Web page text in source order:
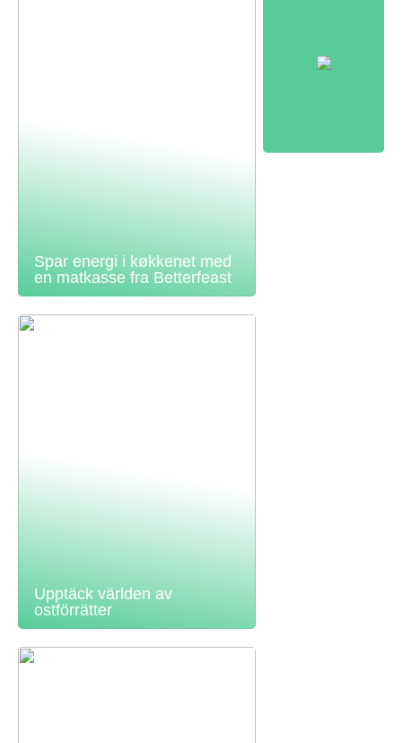
Spar energi i køkkenet med
en matkasse fra Betterfeast
Upptäck världen av
ostförrätter